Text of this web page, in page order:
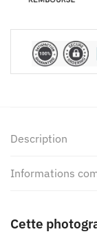
Description
Informations
Cette